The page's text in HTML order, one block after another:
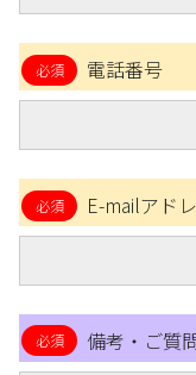
電話番号
E-mailアド
備考・ご質